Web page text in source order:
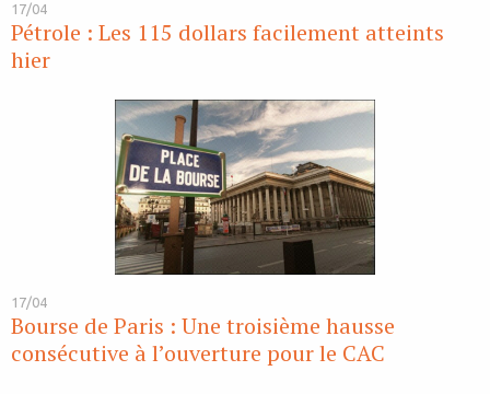
17/04
Pétrole : Les 115 dollars facilement atteints
hier
17/04
Bourse de Paris : Une troisième hausse
consécutive à l’ouverture pour le CAC